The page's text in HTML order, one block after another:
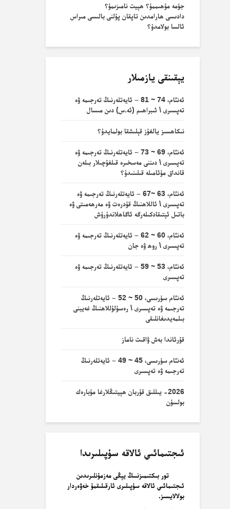
جۈمە مۇھىممۇ؟ ھېيت نامىزىمۇ؟
دادىسى ھارامدىن تاپقان پۇلنى بالىسى مىراس
ئالسا بولامدۇ؟
يېقىنقى يازمىلار
ئەنئام، 74 ~ 81 – ئايەتلەرنىڭ تەرجىمە ۋە
تەپسىرى \ ئىبراھىم (ئە.س) دىن مىسال
نىكاھسىز يالغۇز قېلىشقا بولمايدۇ؟
ئەنئام، 69 ~ 73 – ئايەتلەرنىڭ تەرجىمە ۋە
تەپسىرى \ دىننى مەسخىرە قىلغۇچىلار بىلەن
قانداق مۇئامىلە قىلىنىدۇ؟
ئەنئام، 63 ~67 – ئايەتلەرنىڭ تەرجىمە ۋە
تەپسىرى \ ئاللاھنىڭ قۇدرەت ۋە مەرھەمىتى ۋە
باتىل ئېتىقادكىلەرگە ئاگاھلاندۇرۇش
ئەنئام، 60 ~ 62 – ئايەتلەرنىڭ تەرجىمە ۋە
تەپسىرى \ روھ ۋە جان
ئەنئام، 53 ~ 59 – ئايەتلەرنىڭ تەرجىمە ۋە
تەپسىرى
ئەنئام سۈرىسى، 50 ~ 52 – ئايەتلەرنىڭ
تەرجىمە ۋە تەپسىرى \ رەسۇلۇللاھنىڭ غەيبنى
بىلمەيدىغانلىقى
قۇرئاندا بەش ۋاقىت ناماز
ئەنئام سۈرىسى، 45 ~ 49 – ئايەتلەرنىڭ
تەرجىمە ۋە تەپسىرى
2026- يىللىق قۇربان ھېيتىڭلارغا مۇبارەك
بولسۇن
ئىجتىمائىي ئالاقە سۇپىلىرىدا
تور بىكتىمىزنىىڭ يېڭى مەزمۇنلىرىدىن
ئىجتىمائىي ئالاقە سۇپىلىرى ئارقىلىقمۇ خەۋەردار
بولالايسىز.